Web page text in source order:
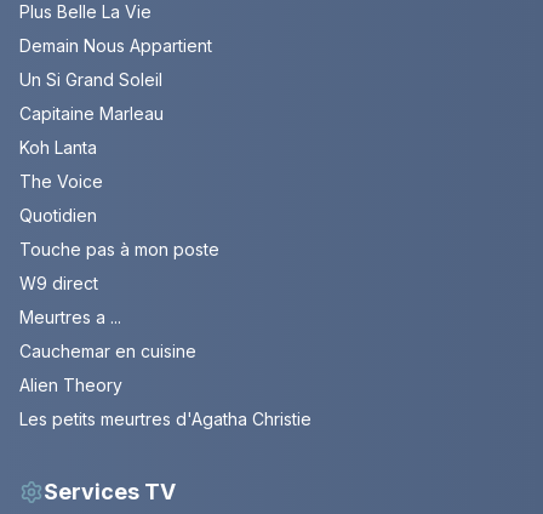
Plus Belle La Vie
Demain Nous Appartient
Un Si Grand Soleil
Capitaine Marleau
Koh Lanta
The Voice
Quotidien
Touche pas à mon poste
W9 direct
Meurtres a ...
Cauchemar en cuisine
Alien Theory
Les petits meurtres d'Agatha Christie
Services TV